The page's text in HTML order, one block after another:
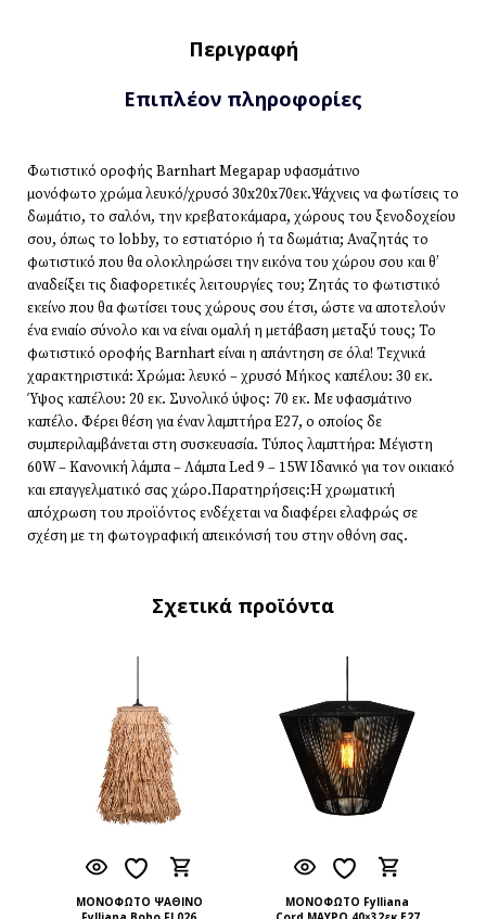
Περιγραφή
Επιπλέον πληροφορίες
Φωτιστικό οροφής Barnhart Megapap υφασμάτινο
μονόφωτο χρώμα λευκό/χρυσό 30x20x70εκ.Ψάχνεις να φωτίσεις το
δωμάτιο, το σαλόνι, την κρεβατοκάμαρα, χώρους του ξενοδοχείου
σου, όπως το lobby, το εστιατόριο ή τα δωμάτια; Αναζητάς το
φωτιστικό που θα ολοκληρώσει την εικόνα του χώρου σου και θ’
αναδείξει τις διαφορετικές λειτουργίες του; Ζητάς το φωτιστικό
εκείνο που θα φωτίσει τους χώρους σου έτσι, ώστε να αποτελούν
ένα ενιαίο σύνολο και να είναι ομαλή η μετάβαση μεταξύ τους; Το
φωτιστικό οροφής Barnhart είναι η απάντηση σε όλα! Τεχνικά
χαρακτηριστικά: Χρώμα: λευκό – χρυσό Μήκος καπέλου: 30 εκ.
Ύψος καπέλου: 20 εκ. Συνολικό ύψος: 70 εκ. Με υφασμάτινο
καπέλο. Φέρει θέση για έναν λαμπτήρα Ε27, ο οποίος δε
συμπεριλαμβάνεται στη συσκευασία. Τύπος λαμπτήρα: Μέγιστη
60W – Κανονική λάμπα – Λάμπα Led 9 – 15W Ιδανικό για τον οικιακό
και επαγγελματικό σας χώρο.Παρατηρήσεις:Η χρωματική
απόχρωση του προϊόντος ενδέχεται να διαφέρει ελαφρώς σε
σχέση με τη φωτογραφική απεικόνισή του στην οθόνη σας.
Σχετικά προϊόντα
ΜΟΝΟΦΩΤΟ ΨΑΘΙΝΟ
ΜΟΝΟΦΩΤΟ Fylliana